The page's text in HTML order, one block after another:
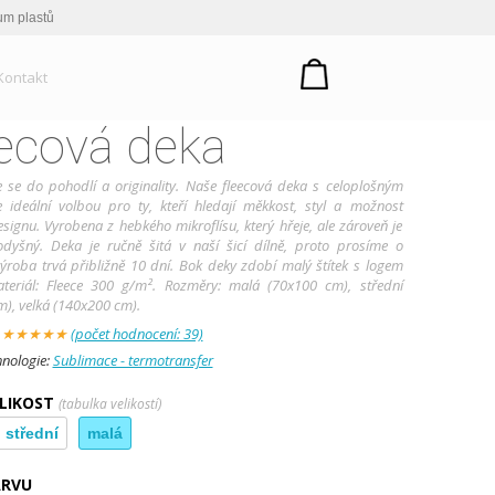
plastů
deka
se do pohodlí a originality. Naše fleecová deka s celoplošným
ideální volbou pro ty, kteří hledají měkkost, styl a možnost
Vyrobena z hebkého mikroflísu, který hřeje, ale zároveň je
Deka je ručně šitá v naší šicí dílně, proto prosíme o
trvá přibližně 10 dní. Bok deky zdobí malý štítek s logem
Fleece 300 g/m². Rozměry: malá (70x100 cm), střední
velká (140x200 cm).
★★★★★(počet hodnocení: 39)
Sublimace - termotransfer
(tabulka velikostí)
střední malá